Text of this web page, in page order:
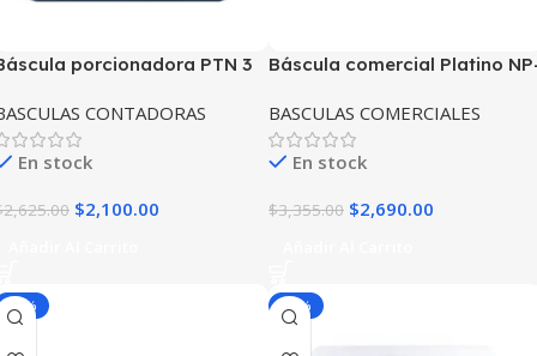
porcionadora PTN 3
CONTADORAS
En stock
2,625.00 $2,100.00
Báscula comercial Platino
BASCULAS COMERCIALES
En stock
$3,355.00 $2,690.00
-20% -20%